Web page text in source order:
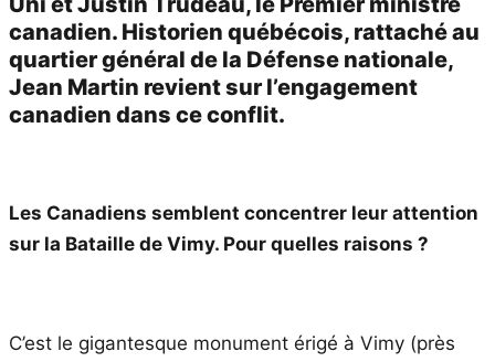
canadien. Historien québécois, rattaché au
quartier général de la Défense nationale,
Jean Martin revient sur l’engagement
canadien dans ce conflit.
Les Canadiens semblent concentrer leur attention
sur la Bataille de Vimy. Pour quelles raisons ?
C’est le gigantesque monument érigé à Vimy (près